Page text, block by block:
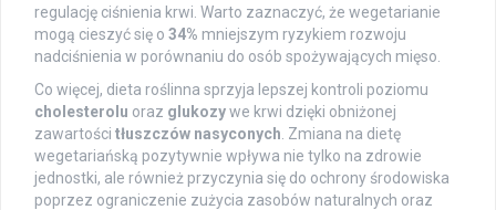
regulację ciśnienia krwi. Warto zaznaczyć, że wegetarianie
mogą cieszyć się o 34% mniejszym ryzykiem rozwoju
nadciśnienia w porównaniu do osób spożywających mięso.
Co więcej, dieta roślinna sprzyja lepszej kontroli poziomu
cholesterolu oraz glukozywe krwi dzięki obniżonej
zawartości tłuszczów nasyconych . Zmiana na dietę
wegetariańską pozytywnie wpływa nie tylko na zdrowie
jednostki, ale również przyczynia się do ochrony środowiska
poprzez ograniczenie zużycia zasobów naturalnych oraz